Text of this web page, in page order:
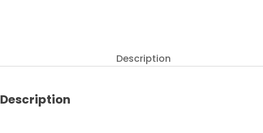
Description
Description